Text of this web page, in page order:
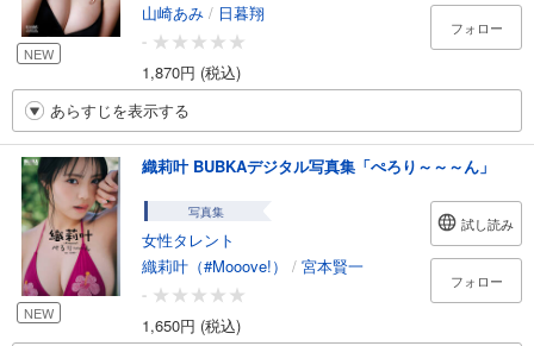
NEW
山崎あみ / 日暮翔
-
1,870円 (税込)
フォロー
あらすじを表示する
NEW
織莉叶 BUBKAデジタル写真集「ぺろり～～～ん」
写真集
女性タレント
織莉叶（#Mooove!）
/ 宮本賢一
-
1,650円 (税込)
試し読み
フォロー